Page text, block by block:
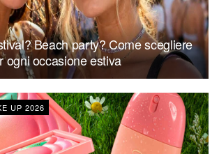
Beach party? Come scegliere
ogni occasione estiva
UP 2026